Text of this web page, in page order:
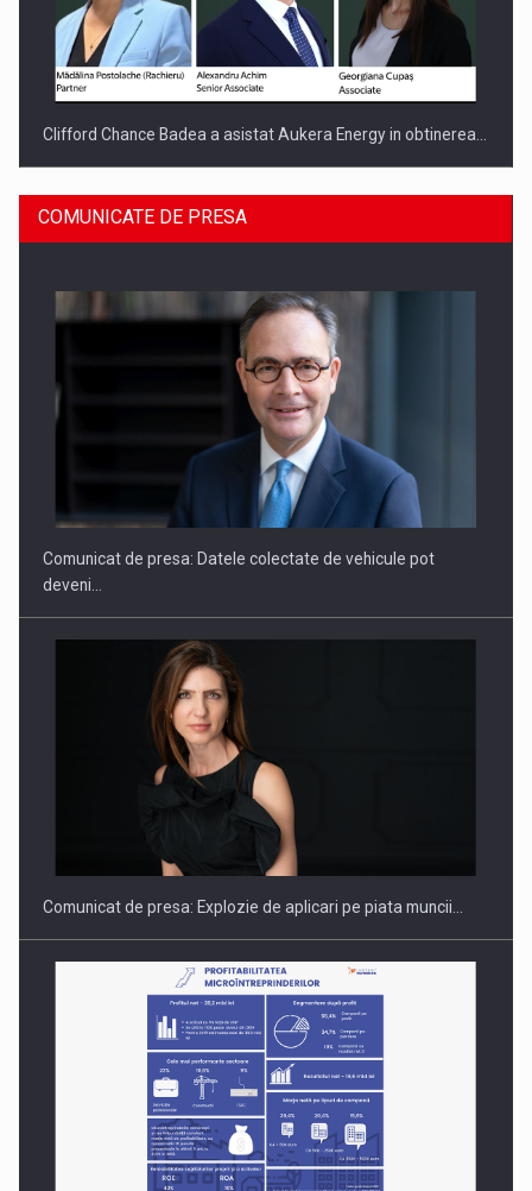
Clifford Chance Badea a asistat Aukera Energy in obtinerea…
SAPTE PERSONALITATI DIN MEDIUL DE AFACERI, ACADEMIC
Hard Enduro Piatra Craiului 2026, fueled by benzinariile RO…
COMUNICATE DE PRESA
Comunicat de presa: Datele colectate de vehicule pot
deveni…
Comunicat de presa: Explozie de aplicari pe piata muncii…